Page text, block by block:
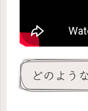
どのよう